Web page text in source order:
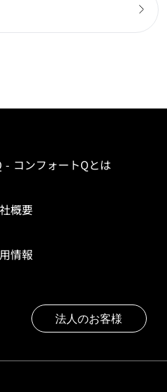
コンフォートQとは
概要
情報
法人のお客様